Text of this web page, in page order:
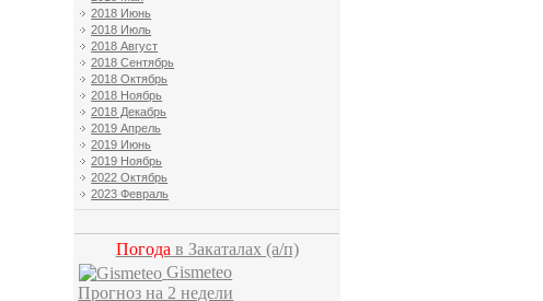
2018 Июнь
2018 Июль
2018 Август
2018 Сентябрь
2018 Октябрь
2018 Ноябрь
2018 Декабрь
2019 Апрель
2019 Июнь
2019 Ноябрь
2022 Октябрь
2023 Февраль
Погода в Закаталах (а/п)
Gismeteo
Прогноз на 2 недели